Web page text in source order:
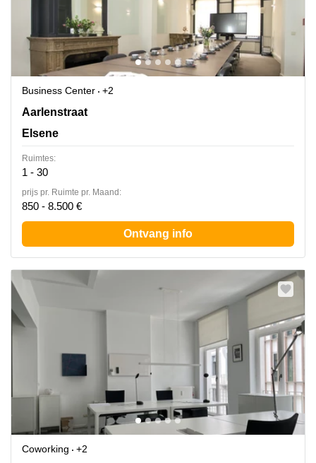
Business Center
+2
Rue d'Arlon 25, Elsene
Aarlenstraat
Elsene
Ruimtes:
1 - 30
prijs pr. Ruimte pr. Maand:
850 - 8.500 €
Ontvang info
Coworking
+2